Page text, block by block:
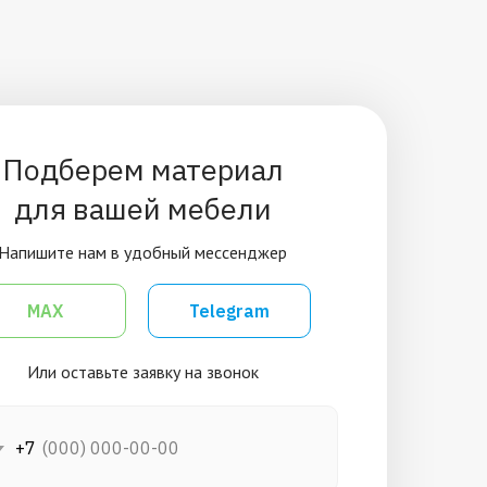
Подберем материал
для вашей мебели
нам в удобный мессенджер
Telegram
Или оставьте заявку на звонок
MAX
+7